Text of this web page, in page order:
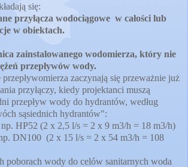
się:
przyłącza wodociągowe w całości lub
w obiektach.
zainstalowanego wodomierza, który nie
przepływów wody.
zaczynają się przeważnie już
przyłączy, kiedy projektanci muszą
przepływ wody do hydrantów, według
sąsiednich hydrantów":
HP52 (2 x 2,5 l/s = 2 x 9 m3/h = 18 m3/h)
DN100 (2 x 15 l/s = 2 x 54 m3/h = 108
wody do celów sanitarnych woda